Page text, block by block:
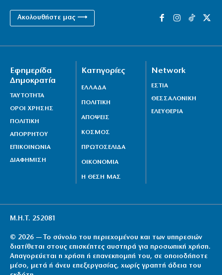
Ακολουθήστε μας ⟶
Εφημερίδα
Δημοκρατία
ΤΑΥΤΟΤΗΤΑ
ΟΡΟΙ ΧΡΗΣΗΣ
ΠΟΛΙΤΙΚΗ
ΑΠΟΡΡΗΤΟΥ
ΕΠΙΚΟΙΝΩΝΙΑ
ΔΙΑΦΗΜΙΣΗ
Κατηγορίες
ΕΛΛΑΔΑ
ΠΟΛΙΤΙΚΗ
ΑΠΟΨΕΙΣ
ΚΟΣΜΟΣ
ΠΡΩΤΟΣΕΛΙΔΑ
ΟΙΚΟΝΟΜΙΑ
Η ΘΕΣΗ ΜΑΣ
Network
ΕΣΤΙΑ
ΘΕΣΣΑΛΟΝΙΚΗ
ΕΛΕΥΘΕΡΙΑ
Μ.Η.Τ. 252081
© 2026 — Το σύνολο του περιεχομένου και των υπηρεσιών
διατίθεται στους επισκέπτες αυστηρά για προσωπική χρήση.
Απαγορεύεται η χρήση ή επανεκπομπή του, σε οποιοδήποτε
μέσο, μετά ή άνευ επεξεργασίας, χωρίς γραπτή άδεια του